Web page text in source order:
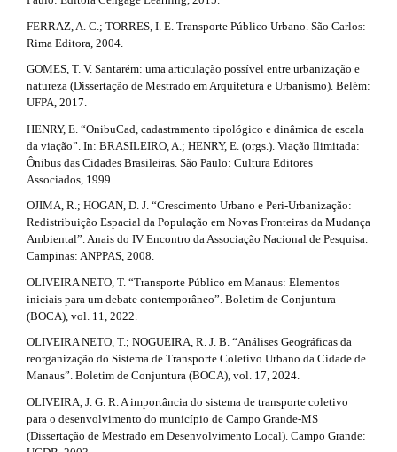
i
d
e
a
r
#
#
i
l
s
#
#
FERRAZ, A. C.; TORRES, I. E. Transporte Público Urbano. São Carlos:
Rima Editora, 2004.
GOMES, T. V. Santarém: uma articulação possível entre urbanização e
natureza (Dissertação de Mestrado em Arquitetura e Urbanismo). Belém:
UFPA, 2017.
HENRY, E. “OnibuCad, cadastramento tipológico e dinâmica de escala
da viação”. In: BRASILEIRO, A.; HENRY, E. (orgs.). Viação Ilimitada:
Ônibus das Cidades Brasileiras. São Paulo: Cultura Editores
Associados, 1999.
OJIMA, R.; HOGAN, D. J. “Crescimento Urbano e Peri-Urbanização:
Redistribuição Espacial da População em Novas Fronteiras da Mudança
Ambiental”. Anais do IV Encontro da Associação Nacional de Pesquisa.
Campinas: ANPPAS, 2008.
OLIVEIRA NETO, T. “Transporte Público em Manaus: Elementos
iniciais para um debate contemporâneo”. Boletim de Conjuntura
(BOCA), vol. 11, 2022.
OLIVEIRA NETO, T.; NOGUEIRA, R. J. B. “Análises Geográficas da
reorganização do Sistema de Transporte Coletivo Urbano da Cidade de
Manaus”. Boletim de Conjuntura (BOCA), vol. 17, 2024.
OLIVEIRA, J. G. R. A importância do sistema de transporte coletivo
para o desenvolvimento do município de Campo Grande-MS
(Dissertação de Mestrado em Desenvolvimento Local). Campo Grande: